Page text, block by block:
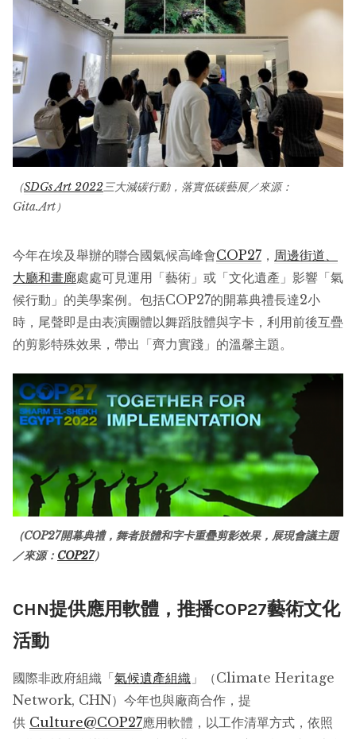
（SDGs Art 2022三大減碳行動，落實低碳藝展／來源：
Gita.Art）
今年在埃及舉辦的聯合國氣候高峰會COP27 ， 周邊街道、
大廳和畫廊處處可見運用「藝術」或「文化遺產」影響「氣
候行動」的美學案例。包括COP27的開幕典禮長達2小
時，尾聲即是由表演團體以舞蹈肢體與字卡，利用前後互疊
的剪影特殊效果，帶出「齊力實踐」的溫馨主題。
（COP27開幕典禮，舞者肢體和字卡重疊剪影效果，展現會議主題
／來源： COP27）
CHN提供應用軟體，推播COP27藝術文化
活動
國際非政府組織「氣候遺產組織 」（Climate Heritage
Network, CHN）今年也與廠商合作，提
供 Culture@COP27應用軟體，以工作清單方式，依照